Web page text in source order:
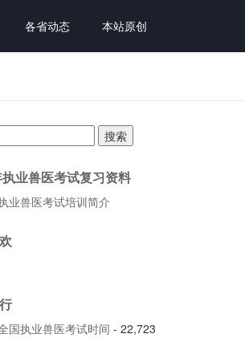
各省动态 本站原创
业兽医考试复习资料
业兽医考试培训简介
国执业兽医考试时间 - 22,723